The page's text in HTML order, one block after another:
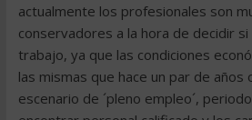
actualmente los profesionales son
conservadores a la hora de decidir
trabajo, ya que las condiciones
las mismas que hace un par de años
escenario de ´pleno empleo´,